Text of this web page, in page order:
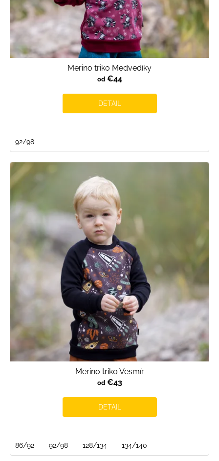
Merino triko Medvedíky
od€44
DETAIL
92/98
Merino triko Vesmír
od€43
DETAIL
86/92 92/98 128/134 134/140